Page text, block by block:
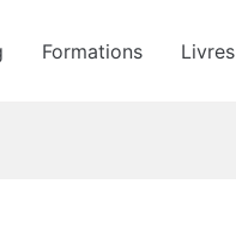
Formations Livres